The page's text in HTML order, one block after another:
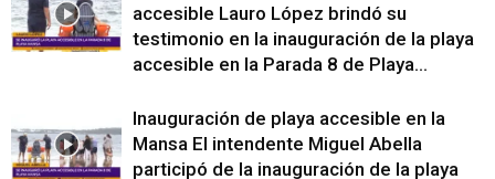
accesible Lauro López brindó su
testimonio en la inauguración de la playa
accesible en la Parada 8 de Playa...
Inauguración de playa accesible en la
Mansa El intendente Miguel Abella
participó de la inauguración de la playa